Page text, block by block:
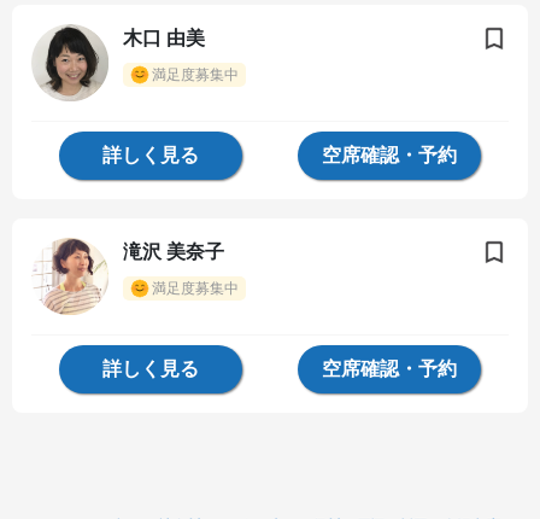
木口 由美
満足度募集中
詳しく見る 空席確認・予約
滝沢 美奈子
満足度募集中
詳しく見る 空席確認・予約